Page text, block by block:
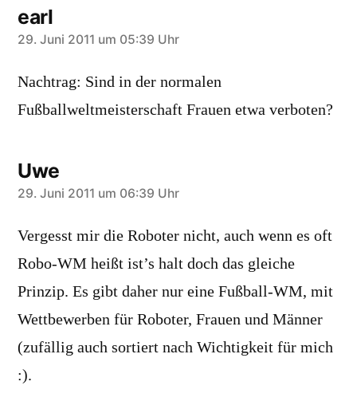
earl
sagt:
29. Juni 2011 um 05:39 Uhr
Nachtrag: Sind in der normalen
Fußballweltmeisterschaft Frauen etwa verboten?
Uwe
sagt:
29. Juni 2011 um 06:39 Uhr
Vergesst mir die Roboter nicht, auch wenn es oft
Robo-WM heißt ist’s halt doch das gleiche
Prinzip. Es gibt daher nur eine Fußball-WM, mit
Wettbewerben für Roboter, Frauen und Männer
(zufällig auch sortiert nach Wichtigkeit für mich
:).